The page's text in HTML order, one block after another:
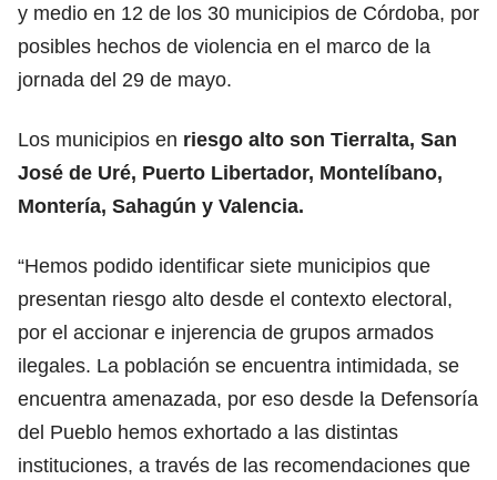
y medio en 12 de los 30 municipios de Córdoba, por
posibles hechos de violencia en el marco de la
jornada del 29 de mayo.
Los municipios en riesgo alto son Tierralta, San
José de Uré, Puerto Libertador, Montelíbano,
Montería, Sahagún y Valencia.
“Hemos podido identificar siete municipios que
presentan riesgo alto desde el contexto electoral,
por el accionar e injerencia de grupos armados
ilegales. La población se encuentra intimidada, se
encuentra amenazada, por eso desde la Defensoría
del Pueblo hemos exhortado a las distintas
instituciones, a través de las recomendaciones que